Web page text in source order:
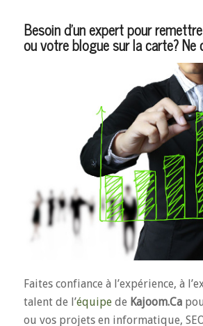
Besoin d’un expert pour
ou votre blogue sur la carte? Ne
Faites confiance à l’expérience, à
talent de l’équipede Kajoom.Ca
ou vos projets en informatique,